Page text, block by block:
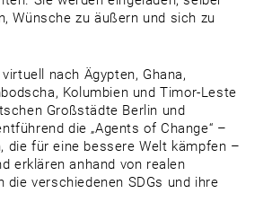
Wünsche zu äußern und sich zu
nach Ägypten, Ghana,
Kolumbien und Timor-Leste
Großstädte Berlin und
die „Agents of Change“ –
die für eine bessere Welt kämpfen –
erklären anhand von realen
die verschiedenen SDGs und ihre